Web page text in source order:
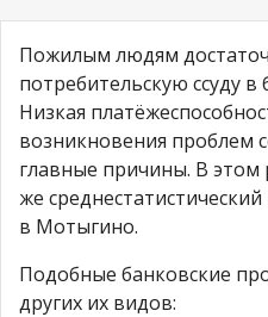
Пожилым людям
потребительскую ссуду
Низкая
возникновения проблем
главные причины. В этом
же
в Мотыгино.
Подобные банковские
других их видов: